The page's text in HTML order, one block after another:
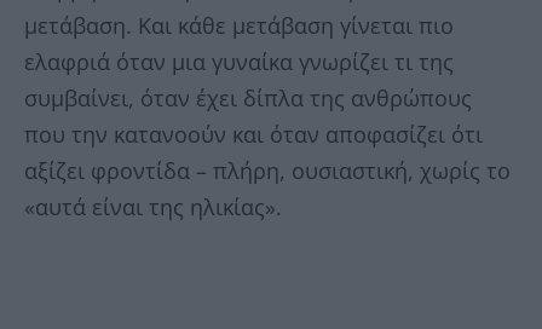
μετάβαση. Και κάθε μετάβαση γίνεται πιο
ελαφριά όταν μια γυναίκα γνωρίζει τι της
συμβαίνει, όταν έχει δίπλα της ανθρώπους
που την κατανοούν και όταν αποφασίζει ότι
αξίζει φροντίδα – πλήρη, ουσιαστική, χωρίς το
«αυτά είναι της ηλικίας».